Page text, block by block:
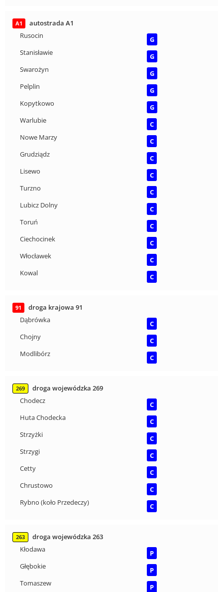
A1
autostrada A1
Rusocin
G
Stanisławie
G
Swarożyn
G
Pelplin
G
Kopytkowo
G
Warlubie
C
Nowe Marzy
C
Grudziądz
C
Lisewo
C
Turzno
C
Lubicz Dolny
C
Toruń
C
Ciechocinek
C
Włocławek
C
Kowal
C
91
droga krajowa 91
Dąbrówka
C
Chojny
C
Modlibórz
C
269
droga wojewódzka 269
Chodecz
C
Huta Chodecka
C
Strzyżki
C
Strzygi
C
Cetty
C
Chrustowo
C
Rybno (koło Przedeczy)
C
263
droga wojewódzka 263
Kłodawa
P
Głębokie
P
Tomaszew
P